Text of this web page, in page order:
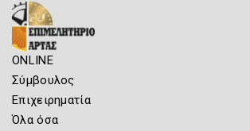
ONLINE
Σύμβουλος
Επιχειρηματία
Όλα όσα